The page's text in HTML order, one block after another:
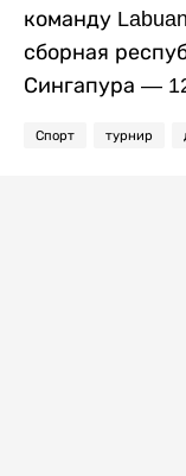
команду
сборная
Сингапура —
Спорт турнир